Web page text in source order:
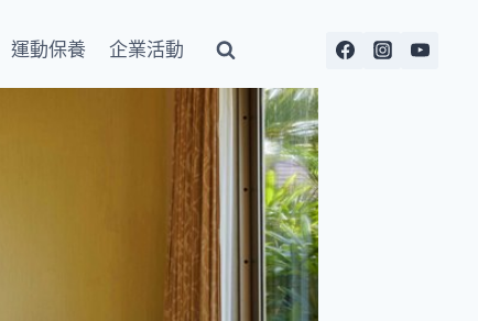
運動保養 企業活動